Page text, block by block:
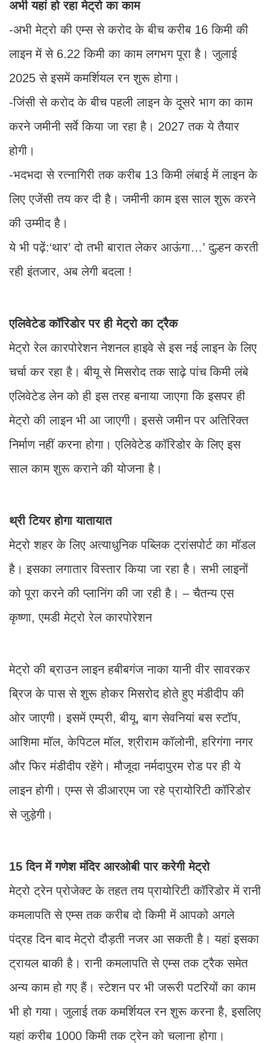
अभी यहां हो रहा मेट्रो का काम
-अभी मेट्रो की एम्स से करोद के बीच करीब 16 किमी की
लाइन में से 6.22 किमी का काम लगभग पूरा है। जुलाई
2025 से इसमें कमर्शियल रन शुरू होगा।
-जिंसी से करोद के बीच पहली लाइन के दूसरे भाग का काम
करने जमीनी सर्वे किया जा रहा है। 2027 तक ये तैयार
होगी।
-भदभदा से रत्नागिरी तक करीब 13 किमी लंबाई में लाइन के
लिए एजेंसी तय कर दी है। जमीनी काम इस साल शुरू करने
की उम्मीद है।
ये भी पढ़ें:‘थार’ दो तभी बारात लेकर आऊंगा…’ दुल्हन करती
रही इंतजार, अब लेगी बदला !
एलिवेटेड कॉरिडोर पर ही मेट्रो का ट्रैक
मेट्रो रेल कारपोरेशन नेशनल हाइवे से इस नई लाइन के लिए
चर्चा कर रहा है। बीयू से मिसरोद तक साढ़े पांच किमी लंबे
एलिवेटेड लेन को ही इस तरह बनाया जाएगा कि इसपर ही
मेट्रो की लाइन भी आ जाएगी। इससे जमीन पर अतिरिक्त
निर्माण नहीं करना होगा। एलिवेटेड कॉरिडोर के लिए इस
साल काम शुरू कराने की योजना है।
थ्री टियर होगा यातायात
मेट्रो शहर के लिए अत्याधुनिक पब्लिक ट्रांसपोर्ट का मॉडल
है। इसका लगातार विस्तार किया जा रहा है। सभी लाइनों
को पूरा करने की प्लानिंग की जा रही है। – चैतन्य एस
कृष्णा, एमडी मेट्रो रेल कारपोरेशन
मेट्रो की ब्राउन लाइन हबीबगंज नाका यानी वीर सावरकर
ब्रिज के पास से शुरू होकर मिसरोद होते हुए मंडीदीप की
ओर जाएगी। इसमें एम्प्री, बीयू, बाग सेवनियां बस स्टॉप,
आशिमा मॉल, केपिटल मॉल, श्रीराम कॉलोनी, हरिगंगा नगर
और फिर मंडीदीप रहेंगे। मौजूदा नर्मदापुरम रोड पर ही ये
लाइन होगी। एम्स से डीआरएम जा रहे प्रायोरिटी कॉरिडोर
से जुड़ेगी।
15 दिन में गणेश मंदिर आरओबी पार करेगी मेट्रो
मेट्रो ट्रेन प्रोजेक्ट के तहत तय प्रायोरिटी कॉरिडोर में रानी
कमलापति से एम्स तक करीब दो किमी में आपको अगले
पंद्रह दिन बाद मेट्रो दौड़ती नजर आ सकती है। यहां इसका
ट्रायल बाकी है। रानी कमलापति से एम्स तक ट्रैक समेत
अन्य काम हो गए हैं। स्टेशन पर भी जरूरी पटरियों का काम
भी हो गया। जुलाई तक कमर्शियल रन शुरू करना है, इसलिए
यहां करीब 1000 किमी तक ट्रेन को चलाना होगा।